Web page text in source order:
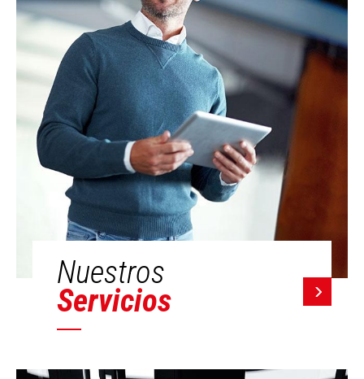
Nuestros
Servicios